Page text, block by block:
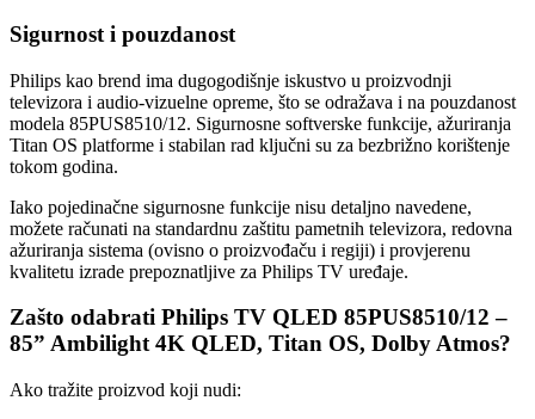
Sigurnost i pouzdanost
Philips kao brend ima dugogodišnje iskustvo u proizvodnji
televizora i audio-vizuelne opreme, što se odražava i na pouzdanost
modela 85PUS8510/12. Sigurnosne softverske funkcije, ažuriranja
Titan OS platforme i stabilan rad ključni su za bezbrižno korištenje
tokom godina.
Iako pojedinačne sigurnosne funkcije nisu detaljno navedene,
možete računati na standardnu zaštitu pametnih televizora, redovna
ažuriranja sistema (ovisno o proizvođaču i regiji) i provjerenu
kvalitetu izrade prepoznatljive za Philips TV uređaje.
Zašto odabrati Philips TV QLED 85PUS8510/12 –
85” Ambilight 4K QLED, Titan OS, Dolby Atmos?
Ako tražite proizvod koji nudi: